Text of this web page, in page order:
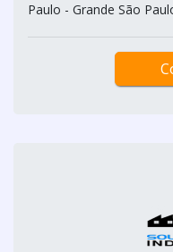
Paulo - Grande São